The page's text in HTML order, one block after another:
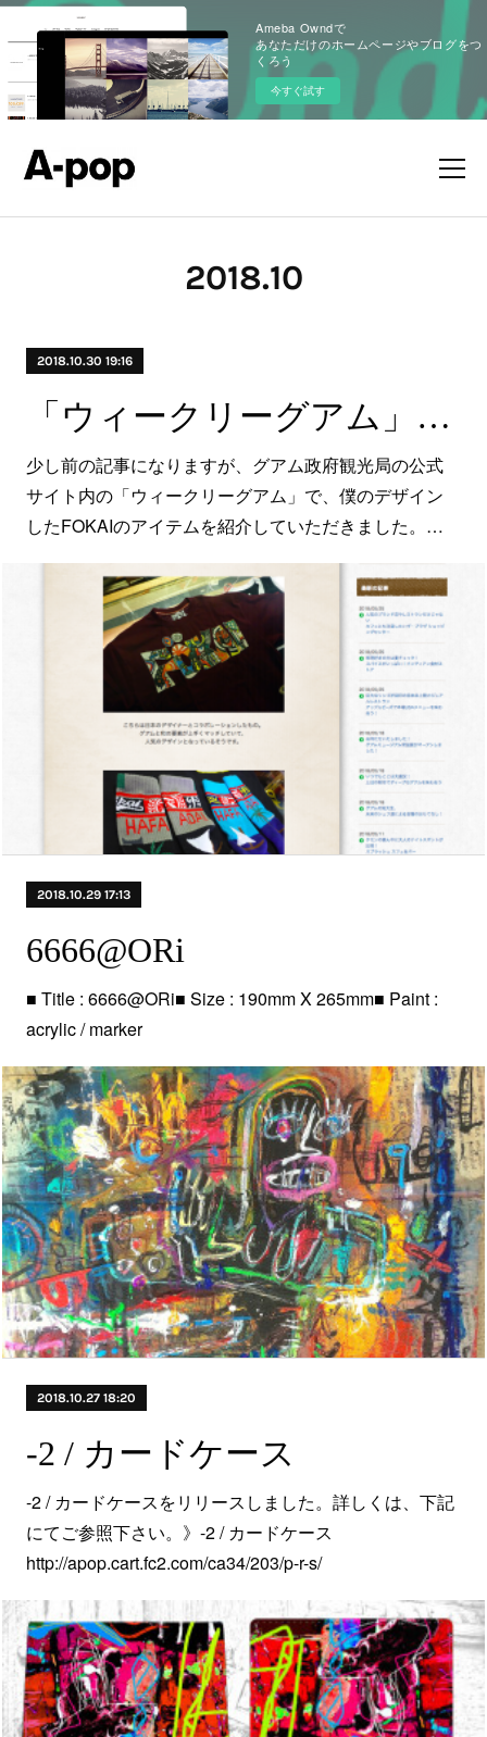
Ameba Owndで
あなただけのホームページやブログをつ
くろう
今すぐ試す
2018.10
2018.10.30 19:16
「ウィークリーグアム」で紹介していただきました。
少し前の記事になりますが、グアム政府観光局の公式
サイト内の「ウィークリーグアム」で、僕のデザイン
したFOKAIのアイテムを紹介していただきました。…
2018.10.29 17:13
6666@ORi
■ Title : 6666@ORi■ Size : 190mm X 265mm■ Paint :
acrylic / marker
2018.10.27 18:20
-2 / カードケース
-2 / カードケースをリリースしました。詳しくは、下記
にてご参照下さい。》-2 / カードケース
http://apop.cart.fc2.com/ca34/203/p-r-s/